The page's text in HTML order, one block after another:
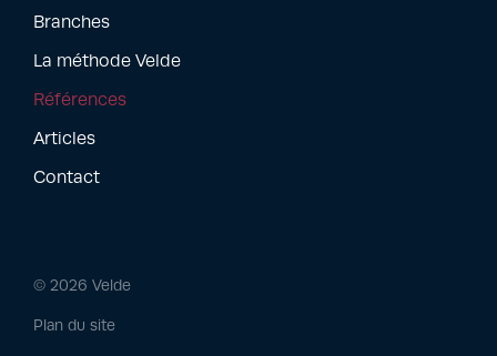
Branches
La méthode Velde
Références
Articles
Contact
© 2026 Velde
Plan du site